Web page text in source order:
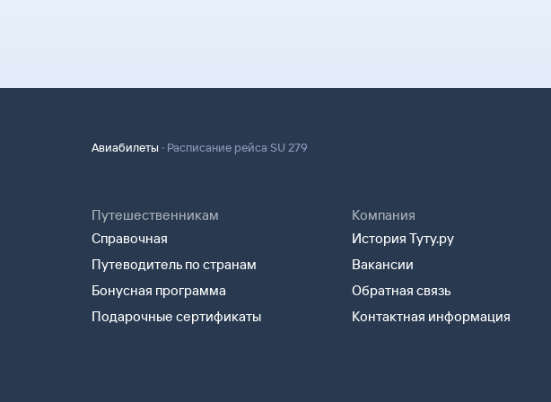
распечатать ее и взять с собой в аэропорт. Она может пригодиться
партнера, через которое оформлен билет. Вы можете связаться с ним
Авиабилеты · Расписание рейса SU 279
Путешественникам
Справочная
Путеводитель по странам
Бонусная программа
Подарочные сертификаты
Компания
История Туту.ру
Вакансии
Обратная связь
Контактная информация